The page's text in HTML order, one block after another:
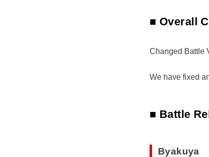
■ Overall
Changed Battle
We have fixed
■ Battle
Byakuya